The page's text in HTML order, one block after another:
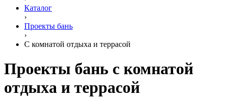
Каталог
›
Проекты бань
›
С комнатой отдыха и террасой
Проекты бань с комнатой
отдыха и террасой